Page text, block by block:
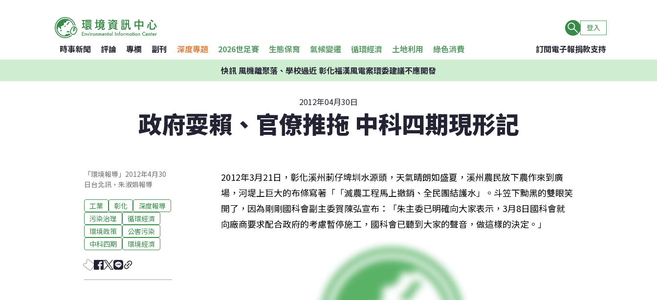
登入
時事新聞 評論 專欄 副刊 深度專題 2026世足賽 生態保育 氣候變遷 循環經濟 土地利用 綠色消費 訂閱電子報捐款支持
快訊風機離聚落、學校過近 彰化福漢風電案環委建議不應開發
2012年04月30日
政府耍賴、官僚推拖 中科四期現形記
「環境報導」2012年4月30
日台北訊，朱淑娟報導
工業 彰化
深度報導
污染治理
循環經濟
環境政策
公害污染
中科四期
環境經濟
2012年3月21日，彰化溪州莿仔埤圳水源頭，天氣晴朗如盛夏，溪州農民放下農作來到廣
場，河堤上巨大的布條寫著「「滅農工程馬上撤銷、全民團結護水」。斗笠下黝黑的雙眼笑
開了，因為剛剛國科會副主委賀陳弘宣布：「朱主委已明確向大家表示，3月8日國科會就
向廠商要求配合政府的考慮暫停施工，國科會已聽到大家的聲音，做這樣的決定。」